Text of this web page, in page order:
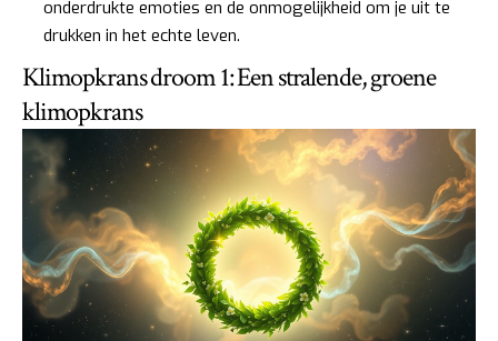
onderdrukte emoties en de onmogelijkheid om je uit te
drukken in het echte leven.
Klimopkrans droom 1: Een stralende, groene
klimopkrans